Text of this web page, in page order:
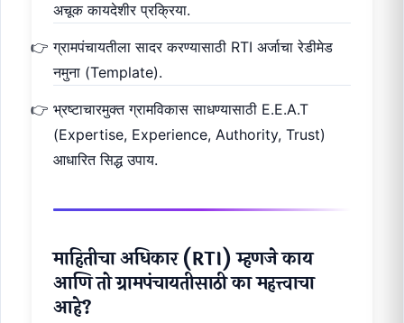
अचूक कायदेशीर प्रक्रिया.
ग्रामपंचायतीला सादर करण्यासाठी RTI अर्जाचा रेडीमेड
नमुना (Template).
भ्रष्टाचारमुक्त ग्रामविकास साधण्यासाठी E.E.A.T
(Expertise, Experience, Authority, Trust)
आधारित सिद्ध उपाय.
माहितीचा अधिकार (RTI) म्हणजे काय
आणि तो ग्रामपंचायतीसाठी का महत्त्वाचा
आहे?